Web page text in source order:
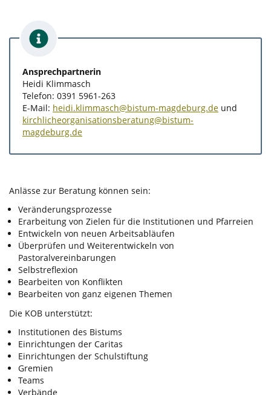
Ansprechpartnerin
Heidi Klimmasch
Telefon: 0391 5961-263
E-Mail: heidi.klimmasch@bistum-magdeburg.de und
kirchlicheorganisationsberatung@bistum-
magdeburg.de
Anlässe zur Beratung können sein:
Veränderungsprozesse
Erarbeitung von Zielen für die Institutionen und Pfarreien
Entwickeln von neuen Arbeitsabläufen
Überprüfen und Weiterentwickeln von
Pastoralvereinbarungen
Selbstreflexion
Bearbeiten von Konflikten
Bearbeiten von ganz eigenen Themen
Die KOB unterstützt:
Institutionen des Bistums
Einrichtungen der Caritas
Einrichtungen der Schulstiftung
Gremien
Teams
Verbände